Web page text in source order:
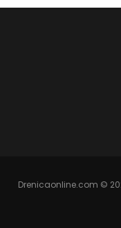
Drenicaonline.com ©